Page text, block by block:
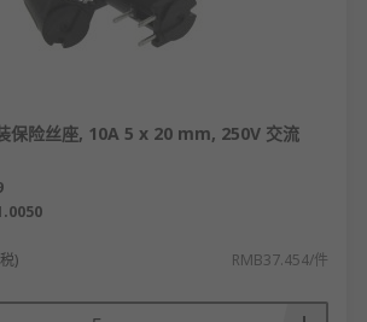
保险丝座, 10A 5 x 20 mm, 250V 交流
) RMB37.454/件